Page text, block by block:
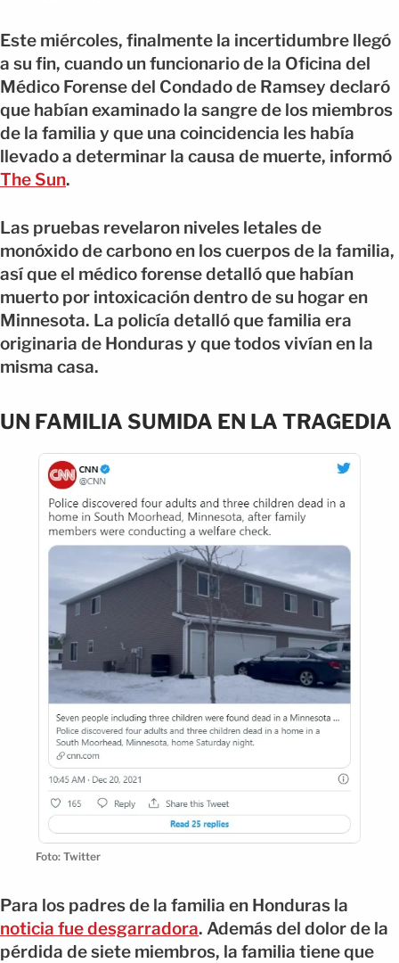
Este miércoles, finalmente la incertidumbre llegó
a su fin, cuando un funcionario de la Oficina del
Médico Forense del Condado de Ramsey declaró
que habían examinado la sangre de los miembros
de la familia y que una coincidencia les había
llevado a determinar la causa de muerte, informó
The Sun.
Las pruebas revelaron niveles letales de
monóxido de carbono en los cuerpos de la familia,
así que el médico forense detalló que habían
muerto por intoxicación dentro de su hogar en
Minnesota. La policía detalló que familia era
originaria de Honduras y que todos vivían en la
misma casa.
UN FAMILIA SUMIDA EN LA TRAGEDIA
Foto: Twitter
Para los padres de la familia en Honduras la
noticia fue desgarradora. Además del dolor de la
pérdida de siete miembros, la familia tiene que